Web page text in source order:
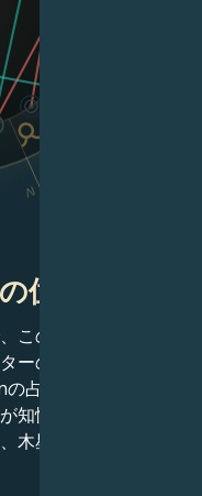
IV
位置
この有名人の出生図
ーの成功物語の一端
占星術チャート分
知性を、土星が規律
木星が運をそれぞれ